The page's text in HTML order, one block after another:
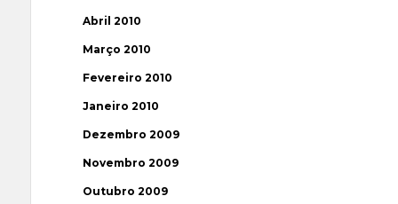
Abril 2010
Março 2010
Fevereiro 2010
Janeiro 2010
Dezembro 2009
Novembro 2009
Outubro 2009